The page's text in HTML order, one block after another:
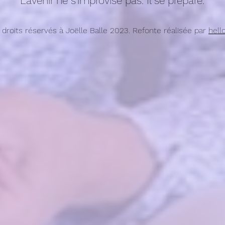
droits réservés à Joëlle Balle 2023. Refonte réalisée par